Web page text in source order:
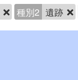
種別2 遺跡